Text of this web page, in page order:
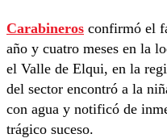
Carabineros confirmó el
año y cuatro meses en la
el Valle de Elqui, en la
del sector encontró a la
con agua y notificó de
trágico suceso.